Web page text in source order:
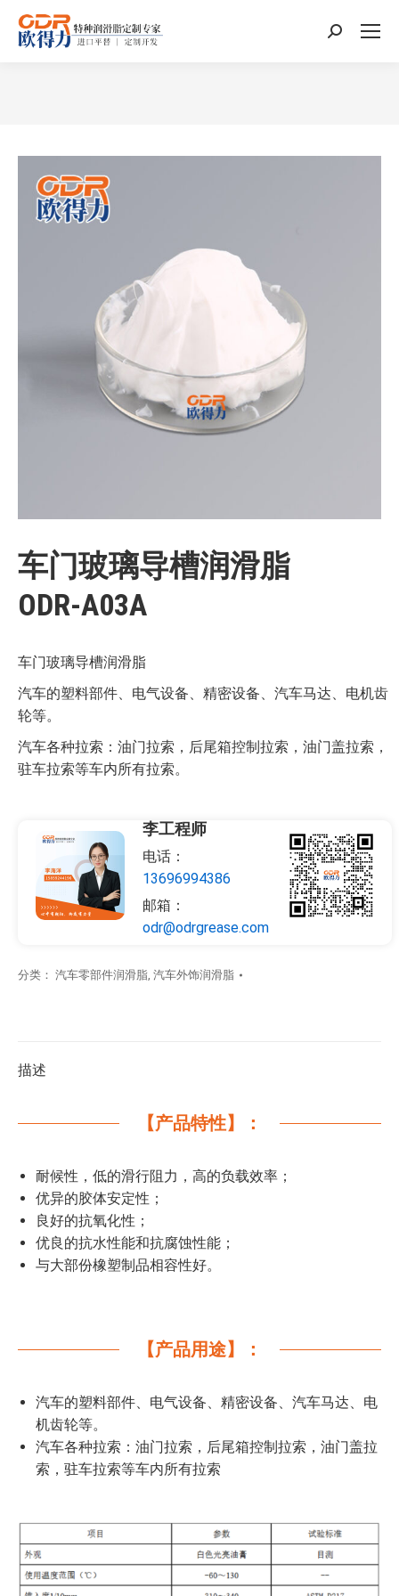
搜
车门玻璃导槽润滑脂
ODR-A03A
车门玻璃导槽润滑脂
汽车的塑料部件、电气设备、精密设备、汽车马达、电机齿
轮等。
汽车各种拉索：油门拉索，后尾箱控制拉索，油门盖拉索，
驻车拉索等车内所有拉索。
李工程师
电话：
13696994386
邮箱：
odr@odrgrease.com
分类： 汽车零部件润滑脂, 汽车外饰润滑脂
描述
【产品特性】：
耐候性，低的滑行阻力，高的负载效率；
优异的胶体安定性；
良好的抗氧化性；
优良的抗水性能和抗腐蚀性能；
与大部份橡塑制品相容性好。
【产品用途】：
汽车的塑料部件、电气设备、精密设备、汽车马达、电
机齿轮等。
汽车各种拉索：油门拉索，后尾箱控制拉索，油门盖拉
索，驻车拉索等车内所有拉索